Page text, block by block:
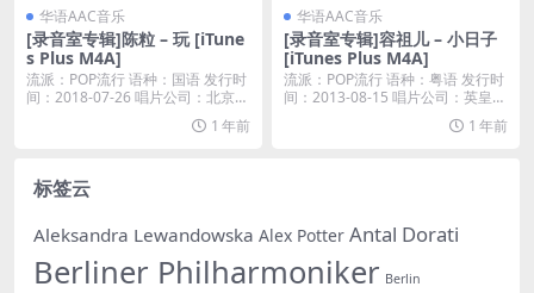
华语AAC音乐
[录音室专辑]陈粒 – 玩 [iTune
s Plus M4A]
流派：POP流行 语种：国语 发行时
间：2018-07-26 唱片公司：北京有
1 年前
华语AAC音乐
[录音室专辑]容祖儿 – 小日子
[iTunes Plus M4A]
流派：POP流行 语种：粤语 发行时
间：2013-08-15 唱片公司：英皇唱
1 年前
标签云
Aleksandra Lewandowska Alex Potter Antal Dorati
Berliner Philharmoniker Berlin